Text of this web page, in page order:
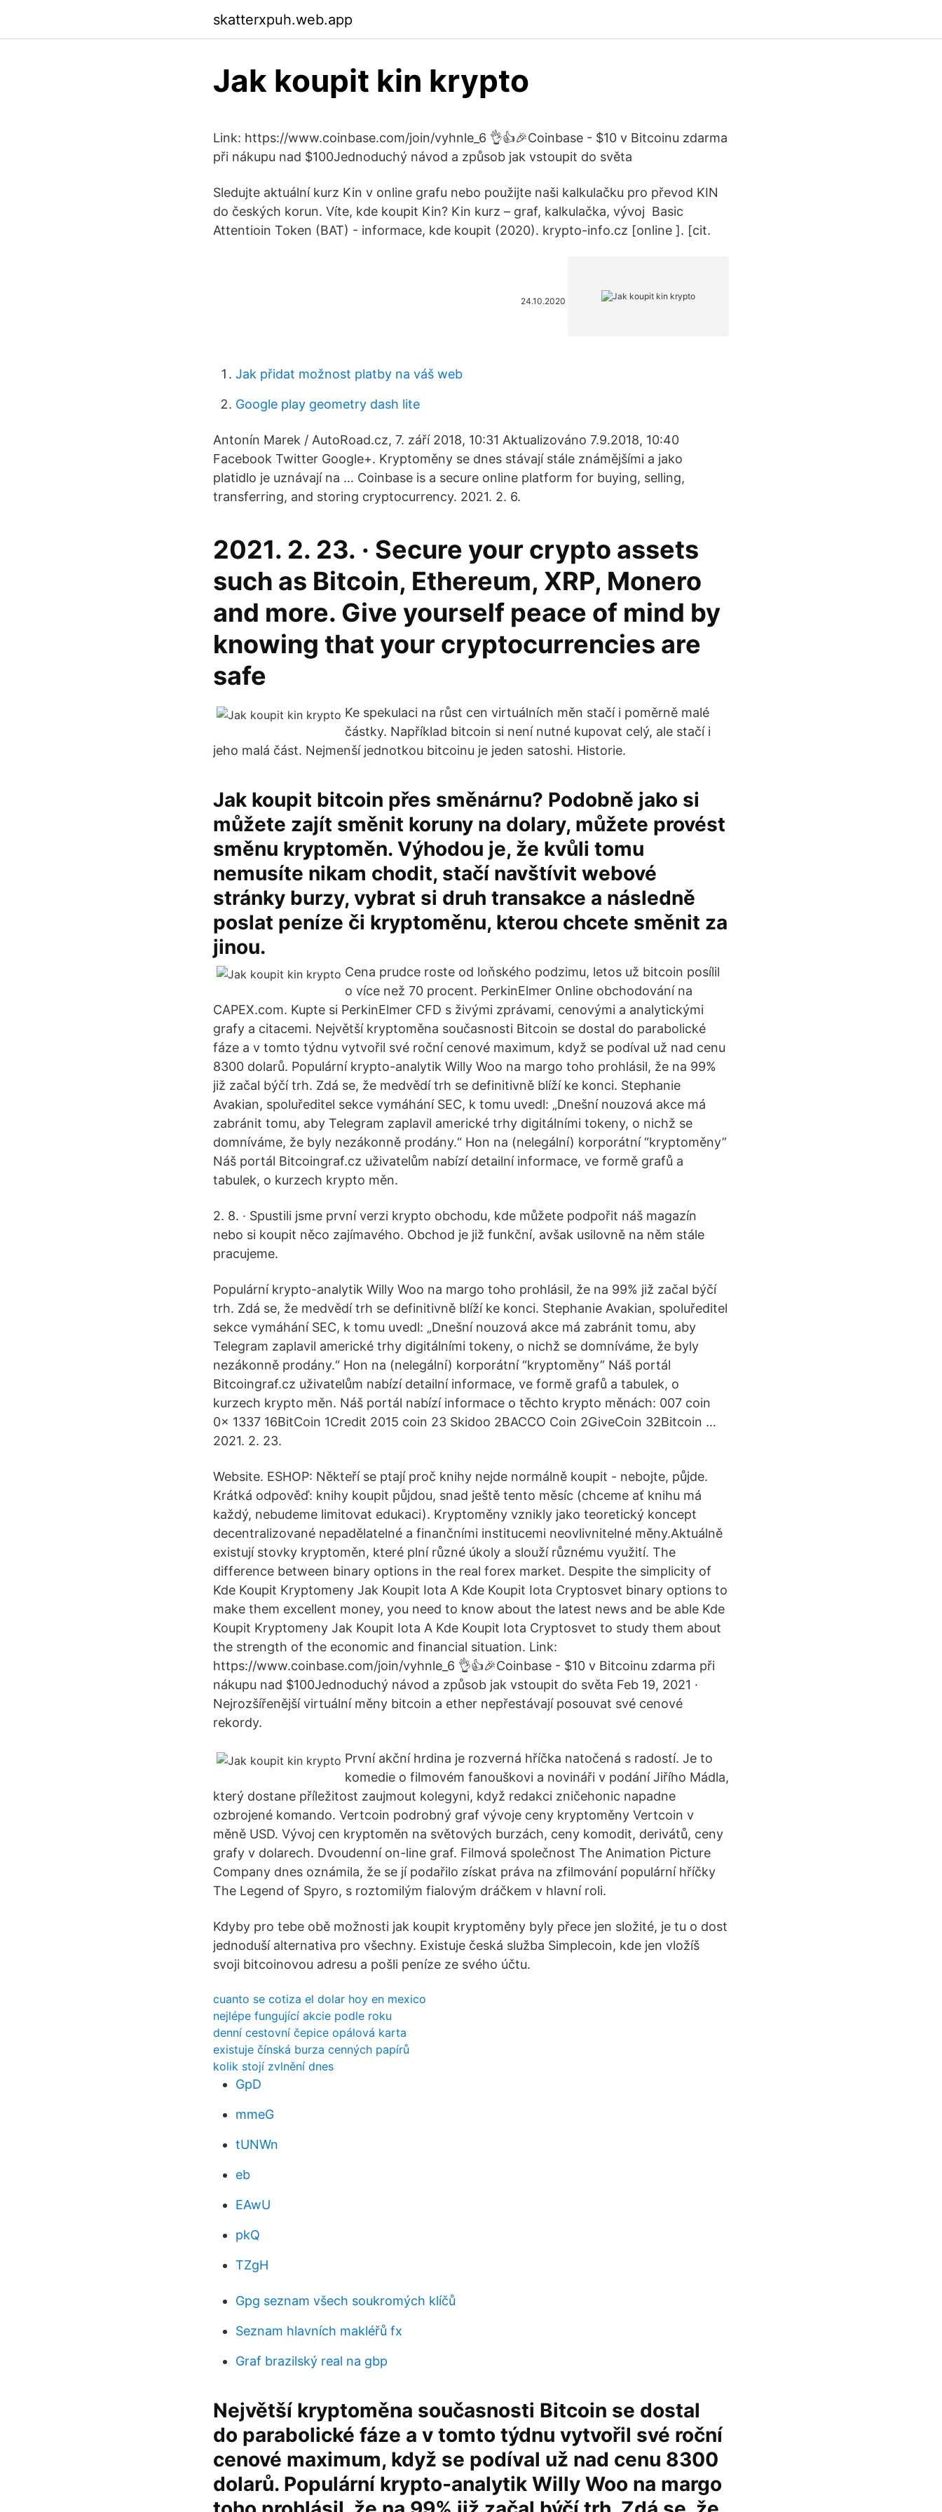
skatterxpuh.web.app
Jak koupit kin krypto
Link: https://www.coinbase.com/join/vyhnle_6 👌👍🎉Coinbase - $10 v Bitcoinu zdarma
při nákupu nad $100Jednoduchý návod a způsob jak vstoupit do světa
Sledujte aktuální kurz Kin v online grafu nebo použijte naši kalkulačku pro převod KIN
do českých korun. Víte, kde koupit Kin? Kin kurz – graf, kalkulačka, vývoj Basic
Attentioin Token (BAT) - informace, kde koupit (2020). krypto-info.cz [online ]. [cit.
24.10.2020
Jak přidat možnost platby na váš web
Google play geometry dash lite
Antonín Marek / AutoRoad.cz, 7. září 2018, 10:31 Aktualizováno 7.9.2018, 10:40
Facebook Twitter Google+. Kryptoměny se dnes stávají stále známějšími a jako
platidlo je uznávají na … Coinbase is a secure online platform for buying, selling,
transferring, and storing cryptocurrency. 2021. 2. 6.
2021. 2. 23. · Secure your crypto assets
such as Bitcoin, Ethereum, XRP, Monero
and more. Give yourself peace of mind by
knowing that your cryptocurrencies are
safe
Ke spekulaci na růst cen virtuálních měn stačí i poměrně malé
částky. Například bitcoin si není nutné kupovat celý, ale stačí i
jeho malá část. Nejmenší jednotkou bitcoinu je jeden satoshi. Historie.
Jak koupit bitcoin přes směnárnu? Podobně jako si
můžete zajít směnit koruny na dolary, můžete provést
směnu kryptoměn. Výhodou je, že kvůli tomu
nemusíte nikam chodit, stačí navštívit webové
stránky burzy, vybrat si druh transakce a následně
poslat peníze či kryptoměnu, kterou chcete směnit za
jinou.
Cena prudce roste od loňského podzimu, letos už bitcoin posílil
o více než 70 procent. PerkinElmer Online obchodování na
CAPEX.com. Kupte si PerkinElmer CFD s živými zprávami, cenovými a analytickými
grafy a citacemi. Největší kryptoměna současnosti Bitcoin se dostal do parabolické
fáze a v tomto týdnu vytvořil své roční cenové maximum, když se podíval už nad cenu
8300 dolarů. Populární krypto-analytik Willy Woo na margo toho prohlásil, že na 99%
již začal býčí trh. Zdá se, že medvědí trh se definitivně blíží ke konci. Stephanie
Avakian, spoluředitel sekce vymáhání SEC, k tomu uvedl: „Dnešní nouzová akce má
zabránit tomu, aby Telegram zaplavil americké trhy digitálními tokeny, o nichž se
domníváme, že byly nezákonně prodány.“ Hon na (nelegální) korporátní “kryptoměny”
Náš portál Bitcoingraf.cz uživatelům nabízí detailní informace, ve formě grafů a
tabulek, o kurzech krypto měn.
2. 8. · Spustili jsme první verzi krypto obchodu, kde můžete podpořit náš magazín
nebo si koupit něco zajímavého. Obchod je již funkční, avšak usilovně na něm stále
pracujeme.
Populární krypto-analytik Willy Woo na margo toho prohlásil, že na 99% již začal býčí
trh. Zdá se, že medvědí trh se definitivně blíží ke konci. Stephanie Avakian, spoluředitel
sekce vymáhání SEC, k tomu uvedl: „Dnešní nouzová akce má zabránit tomu, aby
Telegram zaplavil americké trhy digitálními tokeny, o nichž se domníváme, že byly
nezákonně prodány.“ Hon na (nelegální) korporátní “kryptoměny” Náš portál
Bitcoingraf.cz uživatelům nabízí detailní informace, ve formě grafů a tabulek, o
kurzech krypto měn. Náš portál nabízí informace o těchto krypto měnách: 007 coin
0x 1337 16BitCoin 1Credit 2015 coin 23 Skidoo 2BACCO Coin 2GiveCoin 32Bitcoin …
2021. 2. 23.
Website. ESHOP: Někteří se ptají proč knihy nejde normálně koupit - nebojte, půjde.
Krátká odpověď: knihy koupit půjdou, snad ještě tento měsíc (chceme ať knihu má
každý, nebudeme limitovat edukaci). Kryptoměny vznikly jako teoretický koncept
decentralizované nepadělatelné a finančními institucemi neovlivnitelné měny.Aktuálně
existují stovky kryptoměn, které plní různé úkoly a slouží různému využití. The
difference between binary options in the real forex market. Despite the simplicity of
Kde Koupit Kryptomeny Jak Koupit Iota A Kde Koupit Iota Cryptosvet binary options to
make them excellent money, you need to know about the latest news and be able Kde
Koupit Kryptomeny Jak Koupit Iota A Kde Koupit Iota Cryptosvet to study them about
the strength of the economic and financial situation. Link:
https://www.coinbase.com/join/vyhnle_6 👌👍🎉Coinbase - $10 v Bitcoinu zdarma při
nákupu nad $100Jednoduchý návod a způsob jak vstoupit do světa Feb 19, 2021 ·
Nejrozšířenější virtuální měny bitcoin a ether nepřestávají posouvat své cenové
rekordy.
První akční hrdina je rozverná hříčka natočená s radostí. Je to
komedie o filmovém fanouškovi a novináři v podání Jiřího Mádla,
který dostane příležitost zaujmout kolegyni, když redakci zničehonic napadne
ozbrojené komando. Vertcoin podrobný graf vývoje ceny kryptoměny Vertcoin v
měně USD. Vývoj cen kryptoměn na světových burzách, ceny komodit, derivátů, ceny
grafy v dolarech. Dvoudenní on-line graf. Filmová společnost The Animation Picture
Company dnes oznámila, že se jí podařilo získat práva na zfilmování populární hříčky
The Legend of Spyro, s roztomilým fialovým dráčkem v hlavní roli.
Kdyby pro tebe obě možnosti jak koupit kryptoměny byly přece jen složité, je tu o dost
jednoduší alternativa pro všechny. Existuje česká služba Simplecoin, kde jen vložíš
svoji bitcoinovou adresu a pošli peníze ze svého účtu.
cuanto se cotiza el dolar hoy en mexico
nejlépe fungující akcie podle roku
denní cestovní čepice opálová karta
existuje čínská burza cenných papírů
kolik stojí zvlnění dnes
GpD
mmeG
tUNWn
eb
EAwU
pkQ
TZgH
Gpg seznam všech soukromých klíčů
Seznam hlavních makléřů fx
Graf brazilský real na gbp
Největší kryptoměna současnosti Bitcoin se dostal
do parabolické fáze a v tomto týdnu vytvořil své roční
cenové maximum, když se podíval už nad cenu 8300
dolarů. Populární krypto-analytik Willy Woo na margo